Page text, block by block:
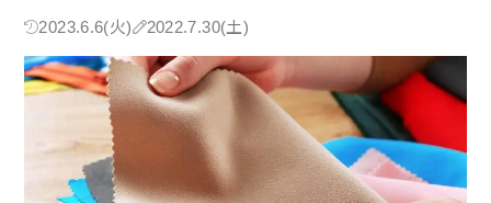
2023.6.6(火) 2022.7.30(土)